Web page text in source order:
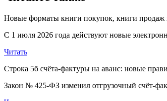
Новые форматы книги покупок, книги продаж
С 1 июля 2026 года действуют новые
Читать
Строка 5б счёта-фактуры на аванс: новые
Закон № 425-ФЗ изменил отгрузочный счёт-